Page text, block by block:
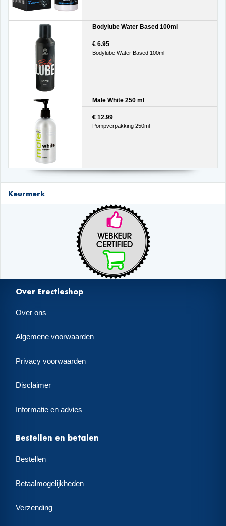
Bodylube Water Based 100ml
€ 6.95
Bodylube Water Based 100ml
Male White 250 ml
€ 12.99
Pompverpakking 250ml
Keurmerk
Over Erectieshop
Over ons
Algemene voorwaarden
Privacy voorwaarden
Disclaimer
Informatie en advies
Bestellen en betalen
Bestellen
Betaalmogelijkheden
Verzending